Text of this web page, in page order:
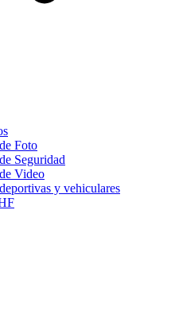
Foto
Seguridad
Video
y vehiculares